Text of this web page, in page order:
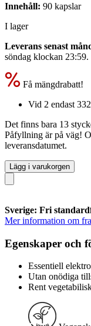
Innehåll: 90 kapslar
I lager
Leverans senast
söndag klockan 23:59.
Få mängdrabatt!
Vid 2 endast
Det finns bara 13
Påfyllning är på väg!
leveransdatumet.
Lägg i varukorgen
Sverige: Fri
Mer information om
Egenskaper och
Essentiell
Utan onödiga
Rent